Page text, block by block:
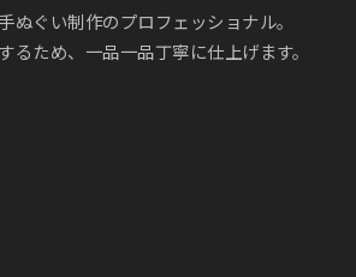
ぬぐい制作のプロフェッショナル。
るため、一品一品丁寧に仕上げます。